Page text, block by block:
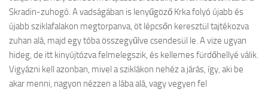
Skradin-zuhogó. A vadságában is lenyűgöző Krka folyó újabb és
újabb sziklafalakon megtorpanva, öt lépcsőn keresztül tajtékozva
zuhan alá, majd egy tóba összegyűlve csendesül le. A vize ugyan
hideg, de itt kinyújtózva felmelegszik, és kellemes fürdőhellyé válik.
Vigyázni kell azonban, mivel a sziklákon nehéz a járás, így, aki be
akar menni, nagyon nézzen a lába alá, vagy vegyen fel